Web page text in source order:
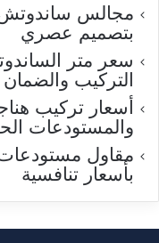
مجالس ساندوتش
بتصميم عصري
سعر متر
التركيب والضمان
أسعار تركيب
والمستودعات
مقاول
بأسعار تنافسية